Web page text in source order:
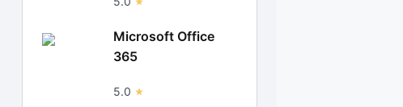
Microsoft Office
365
5.0